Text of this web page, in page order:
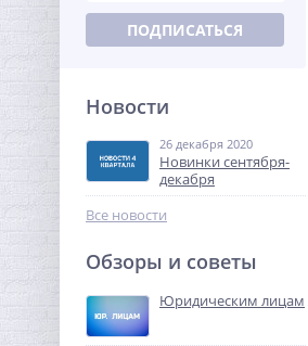
Клапан обратный 1/2'
ROMMER для
водонагревателей 8 бар со
сбросником и ручным
244,48
ПОДПИСАТЬСЯ
Новости
26 декабря 2020
Новинки сентября-
декабря
Все новости
Обзоры и советы
Юридическим лицам